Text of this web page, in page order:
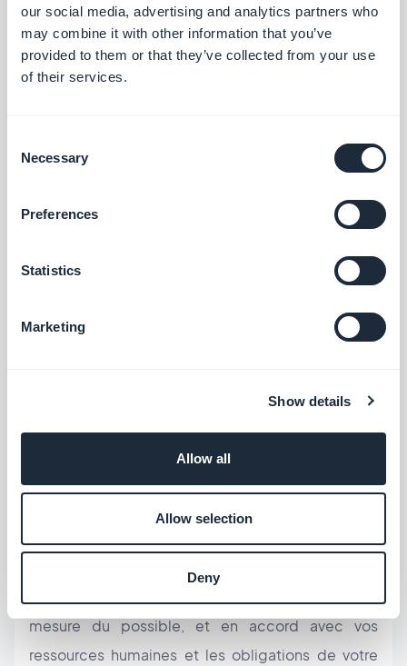
our social media, advertising and analytics partners who
may combine it with other information that you’ve
provided to them or that they’ve collected from your use
of their services.
Selection
Necessary
Preferences
Statistics
Marketing
Show details
Allow all
Allow selection
Deny
C'est une erreur courante, surtout pour les PME &
assurez-vous que vous disposez des ressources
le long terme.
Trop souvent les petites et moyennes entreprises
à mettre en place, et nécessitant peu
rien. Une présence digitale doit perdurer, sinon vos
efforts seront vains.
Soyez donc réalistes dans vos projets, délimitez
vos besoins et objectifs, et mettez en place les
mesure du possible, et en accord avec vos
ressources humaines et les obligations de votre